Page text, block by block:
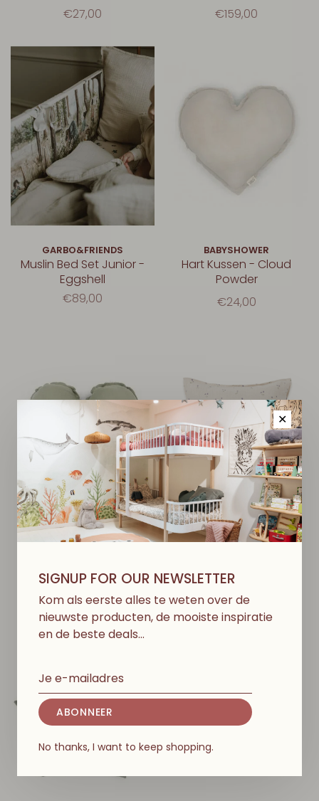
€27,00
€159,00
GARBO&FRIENDS
Muslin Bed Set Junior -
Eggshell
€89,00
BABYSHOWER
Hart Kussen - Cloud
Powder
€24,00
BABYSHOWER GARBO&FRIENDS
✕
SIGNUP FOR OUR NEWSLETTER
Kom als eerste alles te weten over de
nieuwste producten, de mooiste inspiratie
en de beste deals…
ABONNEER
No thanks, I want to keep shopping.